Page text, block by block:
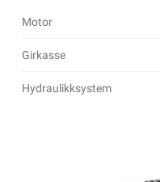
Motor
Girkasse
Hydraulikksystem